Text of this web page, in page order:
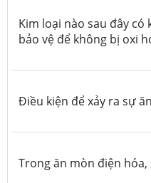
Kim loại nào sau đây
bảo vệ để không bị oxi
Điều kiện để xảy ra sự
Trong ăn mòn điện hóa,